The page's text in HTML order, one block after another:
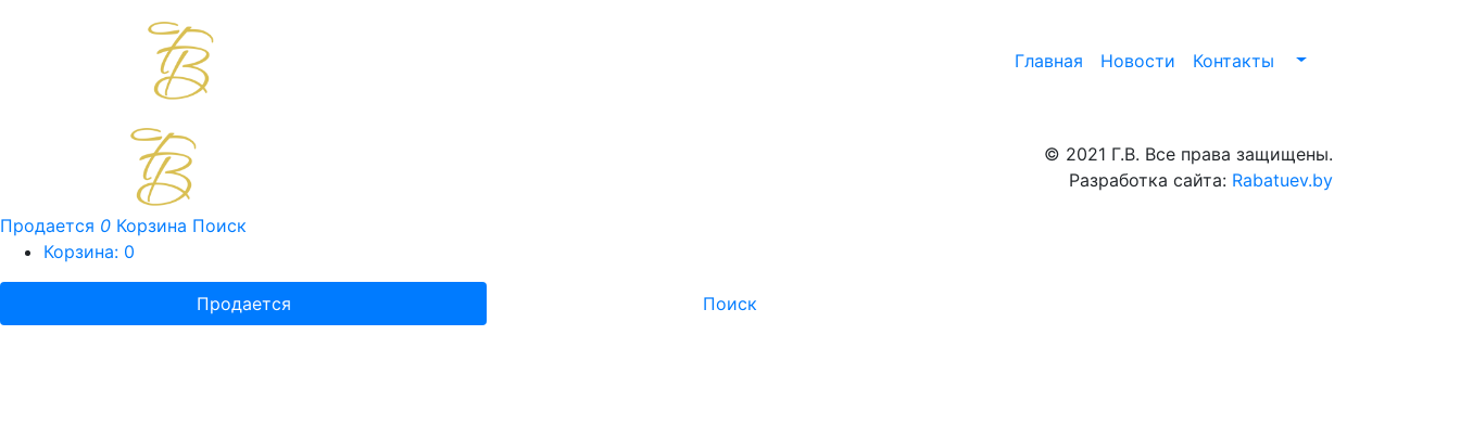
Главная Новости Контакты
© 2021 Г.В. Все права защищены.
Разработка сайта: Rabatuev.by
Продается 0 Корзина Поиск
Корзина: 0
Продается Поиск